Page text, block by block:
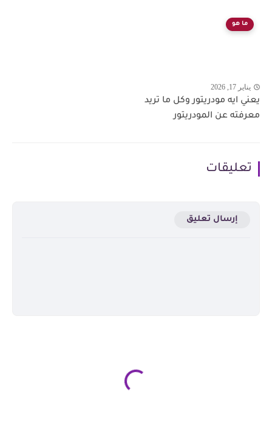
ما هو
يناير 17, 2026
يعني ايه مودريتور وكل ما تريد
معرفته عن المودريتور
تعليقات
إرسال تعليق